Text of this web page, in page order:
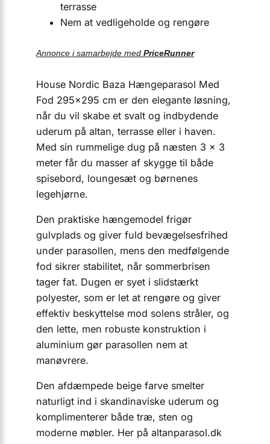
terrasse
Nem at vedligeholde og rengøre
Annonce i samarbejde med PriceRunner
House Nordic Baza Hængeparasol Med
Fod 295×295 cm er den elegante løsning,
når du vil skabe et svalt og indbydende
uderum på altan, terrasse eller i haven.
Med sin rummelige dug på næsten 3 x 3
meter får du masser af skygge til både
spisebord, loungesæt og børnenes
legehjørne.
Den praktiske hængemodel frigør
gulvplads og giver fuld bevægelsesfrihed
under parasollen, mens den medfølgende
fod sikrer stabilitet, når sommerbrisen
tager fat. Dugen er syet i slidstærkt
polyester, som er let at rengøre og giver
effektiv beskyttelse mod solens stråler, og
den lette, men robuste konstruktion i
aluminium gør parasollen nem at
manøvrere.
Den afdæmpede beige farve smelter
naturligt ind i skandinaviske uderum og
komplimenterer både træ, sten og
moderne møbler. Her på altanparasol.dk